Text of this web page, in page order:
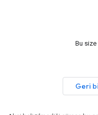
Bu size
Geri